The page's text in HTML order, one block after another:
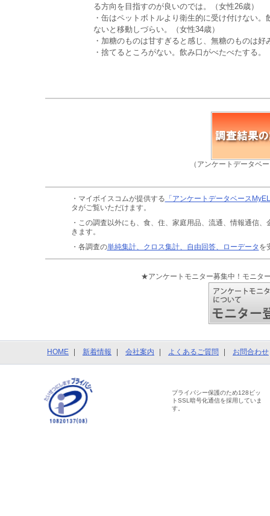
る方向を目指すのが良いのでは。（女性26歳）
・缶はペットボトルより衛生的に受け付けない
ないと移動しづらい。（女性34歳）
・加糖のものは甘すぎると感じ、無糖のものは
・捨てるところがない。飲み口がべたべたする。
（アンケートデータベ
・マイボイスコムが提供する 「アンケートデータベース
タがご覧いただけます。
・この調査以外にも、食、住、家庭用品、流通、情報通信、
きます。
・各調査の単純集計、クロス集計、自由回答、ローデータ を
★アンケートモニター募集中！モニタ
HOME 新着情報 会社案内 よくあるご質問 お問合わせ
プライバシー保護のため128ビッ
トSSL暗号化通信を採用していま
す。